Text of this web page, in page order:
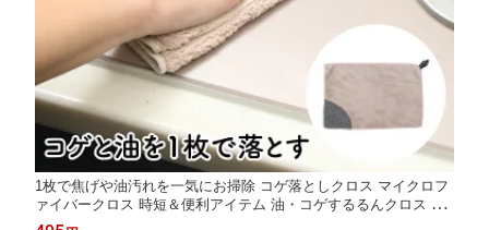
1枚で焦げや油汚れを一気にお掃除 コゲ落としクロス マイクロフ
ァイバークロス 時短＆便利アイテム 油・コゲするるんクロス サ
ンベルム（SANBELM）